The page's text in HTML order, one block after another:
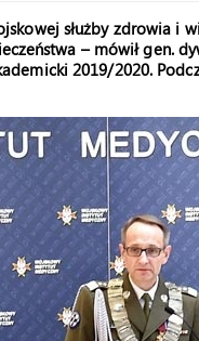
służby zdrowia i
– mówił gen.
2019/2020.